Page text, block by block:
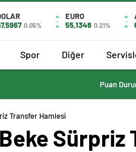
0.05%
EURO
55,1348 0.21%
Spor Diğer
Puan
Transfer Hamlesi